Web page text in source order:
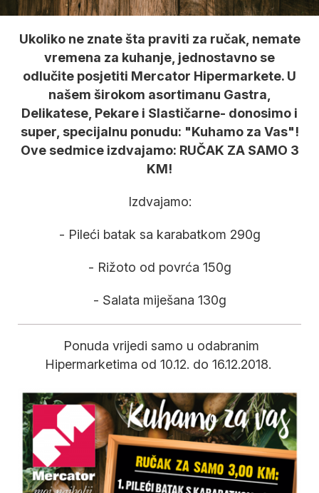
Ukoliko ne znate šta praviti za ručak, nemate
vremena za kuhanje, jednostavno se
odlučite posjetiti Mercator Hipermarkete. U
našem širokom asortimanu Gastra,
Delikatese, Pekare i Slastičarne- donosimo i
super, specijalnu ponudu: "Kuhamo za Vas"!
Ove sedmice izdvajamo: RUČAK ZA SAMO 3
KM!
Izdvajamo:
- Pileći batak sa karabatkom 290g
- Rižoto od povrća 150g
- Salata miješana 130g
Ponuda vrijedi samo u odabranim
Hipermarketima od 10.12. do 16.12.2018.